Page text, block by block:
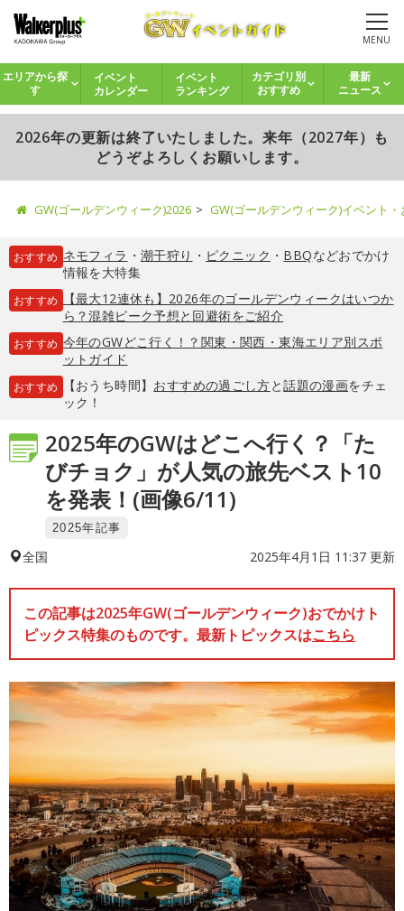
MENU
エリアから探
す
イベント
カレンダー
イベント
ランキング
カテゴリ別
おすすめ
最新
ニュース
2026年の更新は終了いたしました。来年（2027年）も
どうぞよろしくお願いします。
GW(ゴールデンウィーク)2026 GW(ゴールデンウィーク)イベント
おすすめ ネモフィラ ・ 潮干狩り ・ ピクニック ・ BBQなどおでかけ
情報を大特集
おすすめ
【最大12連休も】2026年のゴールデンウィークはいつか
ら？混雑ピーク予想と回避術をご紹介
おすすめ 今年のGWどこ行く！？関東・関西・東海エリア別スポ
ットガイド
おすすめ 【おうち時間】 おすすめの過ごし方と話題の漫画をチェ
ック！
2025年のGWはどこへ行く？「た
びチョク」が人気の旅先ベスト10
を発表！(画像6/11)
2025年記事
全国 2025年4月1日 11:37 更新
この記事は2025年GW(ゴールデンウィーク)おでかけト
ピックス特集のものです。最新トピックスはこちら